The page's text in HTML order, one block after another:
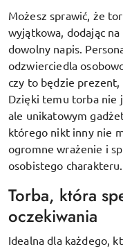
Możesz sprawić, że
wyjątkowa, dodając
dowolny napis.
odzwierciedla
czy to będzie prezent,
Dzięki temu torba nie
ale unikatowym
którego nikt inny nie
ogromne wrażenie i
osobistego charakteru.
Torba, która
oczekiwania
Idealna dla każdego,